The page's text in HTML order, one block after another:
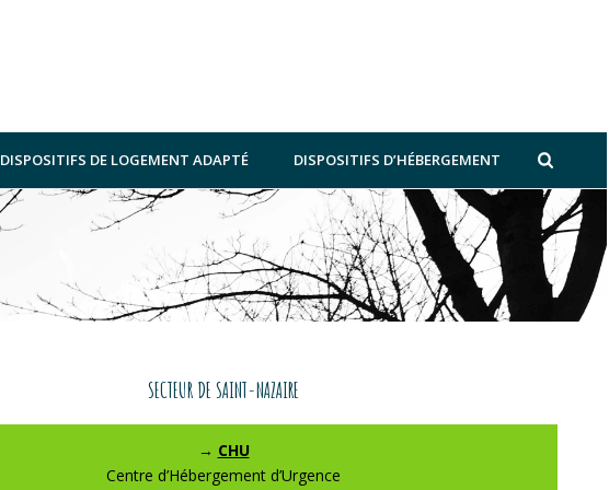
DISPOSITIFS DE LOGEMENT ADAPTÉ DISPOSITIFS D’HÉBERGEMENT
SECTEUR DE SAINT-NAZAIRE
→ CHU
Centre d’Hébergement d’Urgence